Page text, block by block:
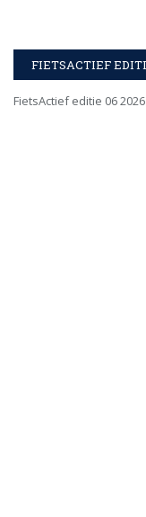
FIETSACTIEF
FietsActief editie 06